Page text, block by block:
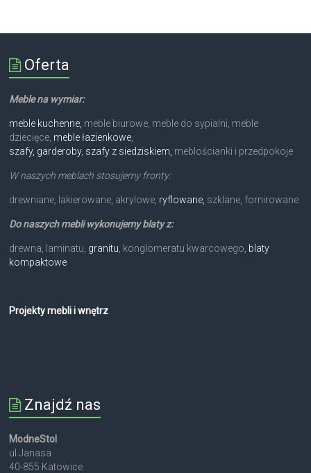
Oferta
Meble na wymiar:
meble kuchenne, meble biurowe, meble do sypialni, meble
dziecięce, meble łazienkowe,
szafy, garderoby, szafy z siedziskiem, meblościanki i przedpokoje
W naszych meblach stosujemy fronty:
drewniane, lakierowane, akrylowe, ryflowane, szklane, fornirowane
Do naszych mebli wykonujemy blaty z:
drewna, laminatu, granitu, konglomeratu kwarcowego, blaty
kompaktowe
Projekty mebli i wnętrz
Znajdź nas
ModneStol
ul.Janasa
40-855 Katowice